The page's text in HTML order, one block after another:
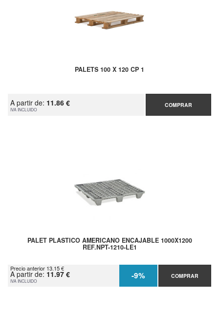
PALETS 100 X 120 CP 1
A partir de: 11.86 €
IVA INCLUIDO
COMPRAR
PALET PLASTICO AMERICANO ENCAJABLE 1000X1200
REF.NPT-1210-LE1
Precio anterior 13.15 €
A partir de: 11.97 €
IVA INCLUIDO -9% COMPRAR